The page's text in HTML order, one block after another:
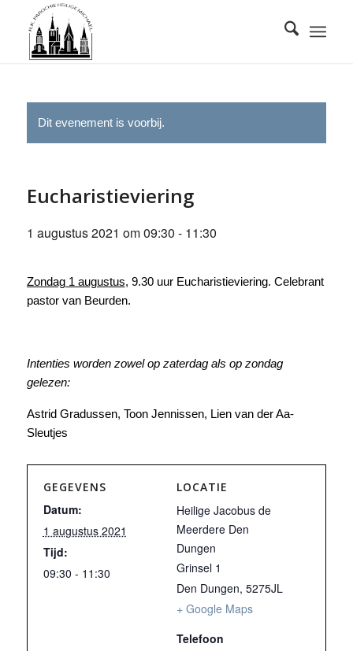
Dit evenement is voorbij.
Eucharistieviering
1 augustus 2021 om 09:30 - 11:30
Zondag 1 augustus, 9.30 uur Eucharistieviering. Celebrant
pastor van Beurden.
Intenties worden zowel op zaterdag als op zondag
gelezen:
Astrid Gradussen, Toon Jennissen, Lien van der Aa-
Sleutjes
GEGEVENS
Datum:
1 augustus 2021
Tijd:
09:30 - 11:30
LOCATIE
Heilige Jacobus de
Meerdere Den
Dungen
Grinsel 1
Den Dungen, 5275JL
+ Google Maps
Telefoon